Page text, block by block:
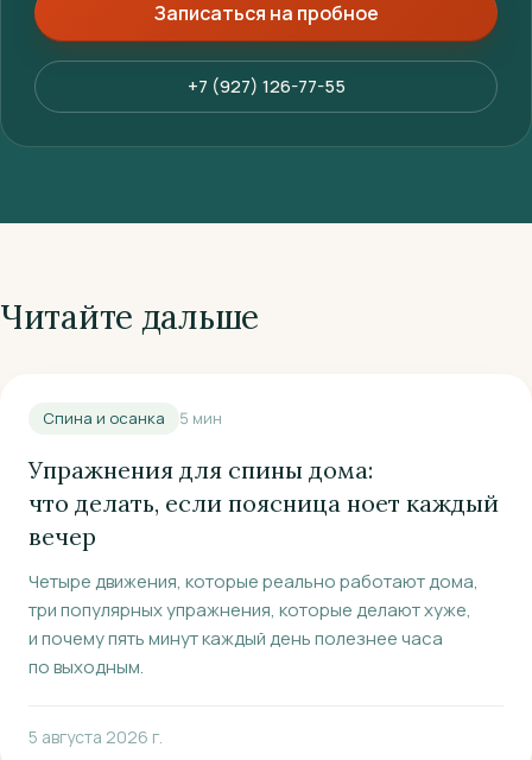
Записаться на пробное
+7 (927) 126-77-55
Читайте дальше
Спина и осанка 5 мин
Упражнения для спины дома:
что делать, если поясница ноет каждый
вечер
Четыре движения, которые реально работают дома,
три популярных упражнения, которые делают хуже,
и почему пять минут каждый день полезнее часа
по выходным.
5 августа 2026 г.